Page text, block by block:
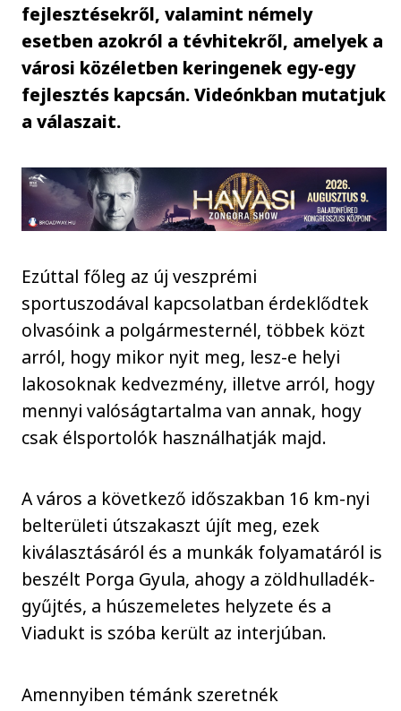
fejlesztésekről, valamint némely
esetben azokról a tévhitekről, amelyek a
városi közéletben keringenek egy-egy
fejlesztés kapcsán. Videónkban mutatjuk
a válaszait.
Ezúttal főleg az új veszprémi
sportuszodával kapcsolatban érdeklődtek
olvasóink a polgármesternél, többek közt
arról, hogy mikor nyit meg, lesz-e helyi
lakosoknak kedvezmény, illetve arról, hogy
mennyi valóságtartalma van annak, hogy
csak élsportolók használhatják majd.
A város a következő időszakban 16 km-nyi
belterületi útszakaszt újít meg, ezek
kiválasztásáról és a munkák folyamatáról is
beszélt Porga Gyula, ahogy a zöldhulladék-
gyűjtés, a húszemeletes helyzete és a
Viadukt is szóba került az interjúban.
Amennyiben témánk szeretnék